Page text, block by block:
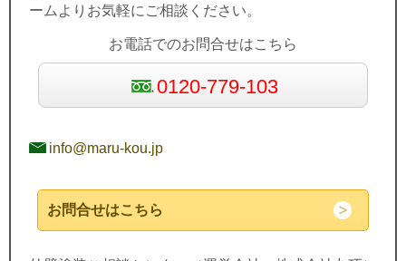
ームよりお気軽にご相談ください。
お電話でのお問合せはこちら
0120-779-103
info@maru-kou.jp
お問合せはこちら